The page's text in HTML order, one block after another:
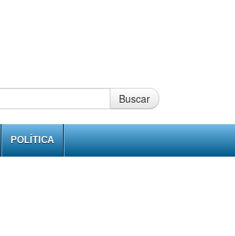
Buscar
POLÍTICA